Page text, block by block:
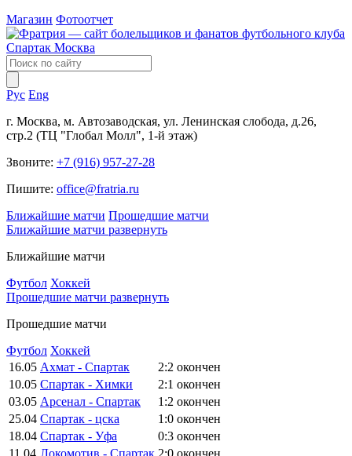
Магазин Фотоотчет
Рус Eng
г. Москва, м. Автозаводская, ул. Ленинская слобода, д.26,
стр.2 (ТЦ "Глобал Молл", 1-й этаж)
Звоните: +7 (916) 957-27-28
Пишите: office@fratria.ru
Ближайшие матчи Прошедшие матчи
Ближайшие матчи развернуть
Ближайшие матчи
Футбол Хоккей
Прошедшие матчи развернуть
Прошедшие матчи
Футбол Хоккей
16.05 Ахмат - Спартак 2:2 окончен
10.05 Спартак - Химки 2:1 окончен
03.05 Арсенал - Спартак 1:2 окончен
25.04 Спартак - цска 1:0 окончен
18.04 Спартак - Уфа 0:3 окончен
11.04 Локомотив - Спартак 2:0 окончен